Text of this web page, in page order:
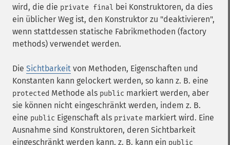
wird, die die private final bei Konstruktoren, da dies
ein üblicher Weg ist, den Konstruktor zu "deaktivieren",
wenn stattdessen statische Fabrikmethoden (factory
methods) verwendet werden.
Die Sichtbarkeit von Methoden, Eigenschaften und
Konstanten kann gelockert werden, so kann z. B. eine
protected Methode als public markiert werden, aber
sie können nicht eingeschränkt werden, indem z. B.
eine public Eigenschaft als private markiert wird. Eine
Ausnahme sind Konstruktoren, deren Sichtbarkeit
eingeschränkt werden kann, z. B. kann ein public